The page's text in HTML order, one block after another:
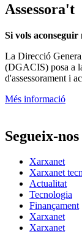
Assessora't
Si vols
La Direcció
(DGACIS) posa a
d'assessorament i
Més informació
Segueix-nos
Xarxanet
Xarxanet
Actualitat
Tecnologia
Finançament
Xarxanet
Xarxanet